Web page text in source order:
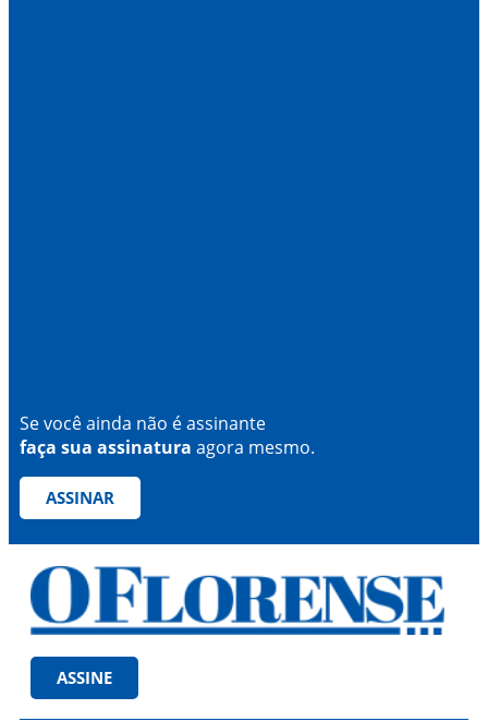
Se você ainda não é assinante
faça sua assinatura agora mesmo.
ASSINAR
ASSINE